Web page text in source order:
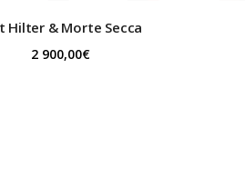
Hilter & Morte Secca
2 900,00€